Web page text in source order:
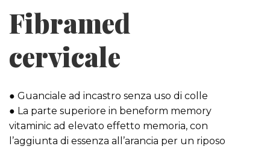
Fibramed
cervicale
● Guanciale ad incastro senza uso di colle
● La parte superiore in beneform memory
vitaminic ad elevato effetto memoria, con
l’aggiunta di essenza all’arancia per un riposo